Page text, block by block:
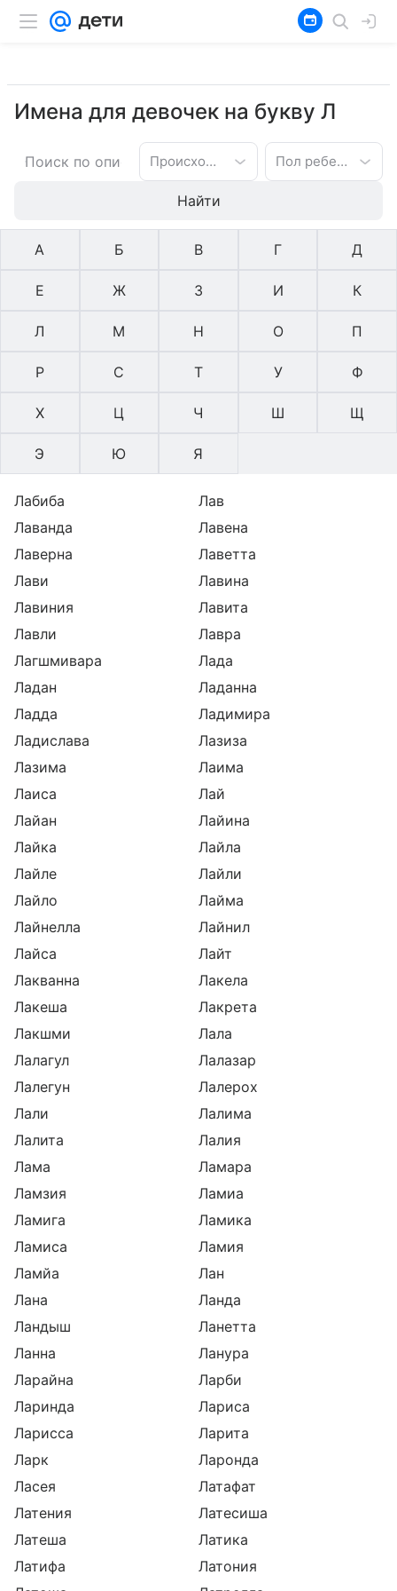
Имена для девочек на букву Л
Происхождение имени Пол ребенка
Найти
А Б В Г Д
Е Ж З И К
Л М Н О П
Р С Т У Ф
Х Ц Ч Ш Щ
Э Ю Я
Лабиба
Лав
Лаванда
Лавена
Лаверна
Лаветта
Лави
Лавина
Лавиния
Лавита
Лавли
Лавра
Лагшмивара
Лада
Ладан
Ладанна
Ладда
Ладимира
Ладислава
Лазиза
Лазима
Лаима
Лаиса
Лай
Лайан
Лайина
Лайка
Лайла
Лайле
Лайли
Лайло
Лайма
Лайнелла
Лайнил
Лайса
Лайт
Лакванна
Лакела
Лакеша
Лакрета
Лакшми
Лала
Лалагул
Лалазар
Лалегун
Лалерох
Лали
Лалима
Лалита
Лалия
Лама
Ламара
Ламзия
Ламиа
Ламига
Ламика
Ламиса
Ламия
Ламйа
Лан
Лана
Ланда
Ландыш
Ланетта
Ланна
Ланура
Ларайна
Ларби
Ларинда
Лариса
Ларисса
Ларита
Ларк
Ларонда
Ласея
Латафат
Латения
Латесиша
Латеша
Латика
Латифа
Латония